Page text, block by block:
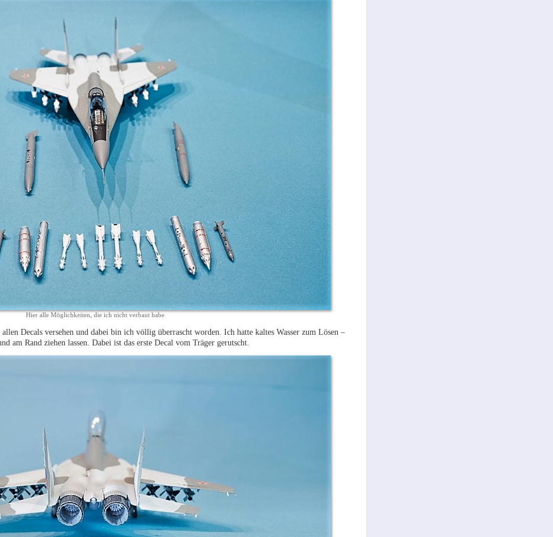
Hier alle Möglichkeiten, die ich nicht verbaut habe
Decals versehen und dabei bin ich völlig überrascht worden. Ich hatte kaltes Wasser zum Lösen –
am Rand ziehen lassen. Dabei ist das erste Decal vom Träger gerutscht.